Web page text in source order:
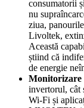
consumatorii
nu
ziua,
Livoltek,
Această
știind că
de energie
Monitorizare
invertorul, cât
Wi-Fi și